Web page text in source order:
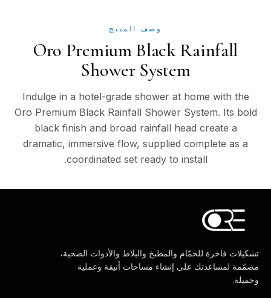
وصف المنتج
Oro Premium Black Rainfall
Shower System
Indulge in a hotel-grade shower at home with the
Oro Premium Black Rainfall Shower System. Its bold
black finish and broad rainfall head create a
dramatic, immersive flow, supplied complete as a
coordinated set ready to install.
تشكيلات فاخرة للحمّام والمطبخ والبلاط والأدوات الصحية،
مصمّمة لمساعدتك على إنشاء مساحات أنيقة وعملية
وجميلة.